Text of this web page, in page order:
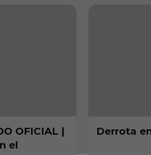
OFICIAL |
el
Derrota